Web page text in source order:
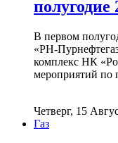
полугодие
В первом
«РН-
комплекс НК
мероприятий по
Четверг, 15
Газ